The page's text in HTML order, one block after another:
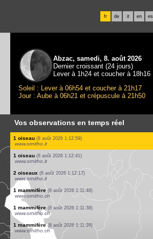
fr de it en es
Abzac, samedi, 8. août 2026
Dernier croissant (24 jours)
Lever à 1h24 et coucher à 18h16
Soleil : Lever à 06h54 et coucher à 21h17
Jour : Aube à 06h21 et crépuscule à 21h50
Vos observations en temps réel
4 oiseaux (8 août 2026 1:18:25)
www.ornitho.it
34 oiseaux (8 août 2026 1:17:56)
www.ornitho.it
3 oiseaux (8 août 2026 1:17:11)
www.ornitho.it
29 oiseaux (8 août 2026 1:16:25)
www.ornitho.it
1 oiseau (8 août 2026 1:15:12)
www.ornitho.it
7 oiseaux (8 août 2026 1:14:31)
www.ornitho.it